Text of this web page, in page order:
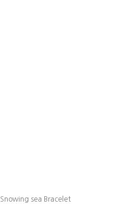
sea Bracelet